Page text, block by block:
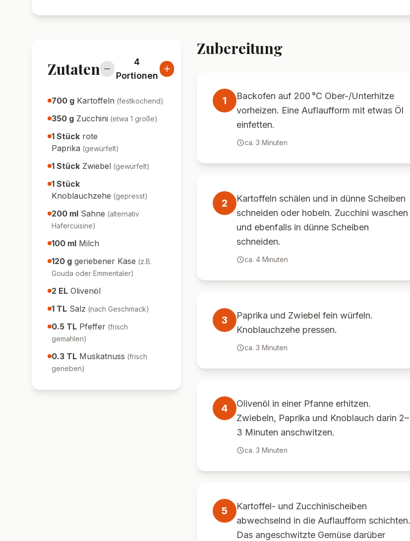
Zutaten
4
Portionen
700 g Kartoffeln (festkochend)
350 g Zucchini (etwa 1 große)
1 Stück rote
Paprika (gewürfelt)
1 Stück Zwiebel (gewürfelt)
1 Stück
Knoblauchzehe (gepresst)
200 ml Sahne (alternativ
Hafercuisine)
100 ml Milch
120 g geriebener Käse (z.B.
Gouda oder Emmentaler)
2 EL Olivenöl
1 TL Salz (nach Geschmack)
0.5 TL Pfeffer (frisch
gemahlen)
0.3 TL Muskatnuss (frisch
gerieben)
Zubereitung
1
Backofen auf 200 °C Ober-/Unterhitze
vorheizen. Eine Auflaufform mit etwas Öl
einfetten.
ca. 3 Minuten
2
Kartoffeln schälen und in dünne Scheiben
schneiden oder hobeln. Zucchini waschen
und ebenfalls in dünne Scheiben
schneiden.
ca. 4Minuten
3
Paprika und Zwiebel fein würfeln.
Knoblauchzehe pressen.
ca. 3 Minuten
4
Olivenöl in einer Pfanne erhitzen.
Zwiebeln, Paprika und Knoblauch darin 2–
3 Minuten anschwitzen.
ca. 3 Minuten
5
Kartoffel- und Zucchinischeiben
abwechselnd in die Auflaufform schichten.
Das angeschwitzte Gemüse darüber